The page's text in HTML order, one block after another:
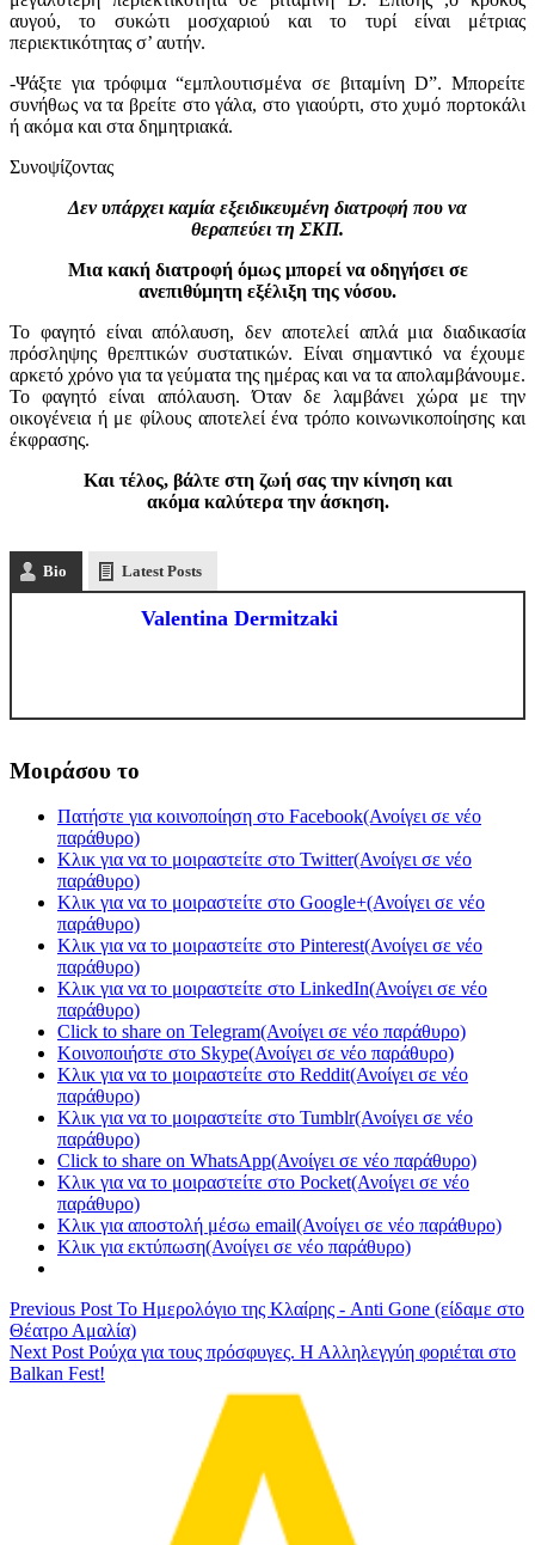
αυγού, το συκώτι μοσχαριού και το τυρί είναι μέτριας
περιεκτικότητας σ’ αυτήν.
-Ψάξτε για τρόφιμα “εμπλουτισμένα σε βιταμίνη D”. Μπορείτε
συνήθως να τα βρείτε στο γάλα, στο γιαούρτι, στο χυμό πορτοκάλι
ή ακόμα και στα δημητριακά.
Συνοψίζοντας
Δεν υπάρχει καμία εξειδικευμένη διατροφή που να
θεραπεύει τη ΣΚΠ.
Μια κακή διατροφή όμως μπορεί να οδηγήσει σε
ανεπιθύμητη εξέλιξη της νόσου.
Το φαγητό είναι απόλαυση, δεν αποτελεί απλά μια διαδικασία
πρόσληψης θρεπτικών συστατικών. Είναι σημαντικό να έχουμε
αρκετό χρόνο για τα γεύματα της ημέρας και να τα απολαμβάνουμε.
Το φαγητό είναι απόλαυση. Όταν δε λαμβάνει χώρα με την
οικογένεια ή με φίλους αποτελεί ένα τρόπο κοινωνικοποίησης και
έκφρασης.
Και τέλος, βάλτε στη ζωή σας την κίνηση και
ακόμα καλύτερα την άσκηση.
Bio Latest Posts
Valentina Dermitzaki
Μοιράσου το
Πατήστε για κοινοποίηση στο Facebook(Ανοίγει σε νέο
παράθυρο)
Κλικ για να το μοιραστείτε στο Twitter(Ανοίγει σε νέο
παράθυρο)
Κλικ για να το μοιραστείτε στο Google+(Ανοίγει σε νέο
παράθυρο)
Κλικ για να το μοιραστείτε στο Pinterest(Ανοίγει σε νέο
παράθυρο)
Κλικ για να το μοιραστείτε στο LinkedIn(Ανοίγει σε νέο
παράθυρο)
Click to share on Telegram(Ανοίγει σε νέο παράθυρο)
Κοινοποιήστε στο Skype(Ανοίγει σε νέο παράθυρο)
Κλικ για να το μοιραστείτε στο Reddit(Ανοίγει σε νέο
παράθυρο)
Κλικ για να το μοιραστείτε στο Tumblr(Ανοίγει σε νέο
παράθυρο)
Click to share on WhatsApp(Ανοίγει σε νέο παράθυρο)
Κλικ για να το μοιραστείτε στο Pocket(Ανοίγει σε νέο
παράθυρο)
Κλικ για αποστολή μέσω email(Ανοίγει σε νέο παράθυρο)
Κλικ για εκτύπωση(Ανοίγει σε νέο παράθυρο)
Previous Post Το Ημερολόγιο της Κλαίρης - Anti Gone (είδαμε στο
Θέατρο Αμαλία)
Next Post Pούχα για τους πρόσφυγες. Η Αλληλεγγύη φοριέται στο
Balkan Fest!